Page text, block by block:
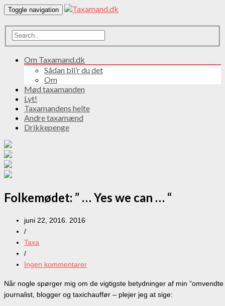
Toggle navigation
Om Taxamand.dk
Sådan bli’r du det
Om
Mød taxamanden
Lyt!
Taxamandens helte
Andre taxamænd
Drikkepenge
Folkemødet: ” … Yes we can … “
juni 22, 2016. 2016
/
Taxa
/
Ingen kommentarer
Når nogle spørger mig om de vigtigste betydninger af min
journalist, blogger og taxichauffør – plejer jeg at sige: